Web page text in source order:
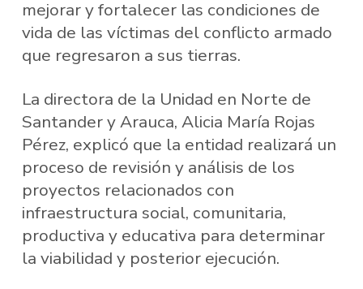
mejorar y fortalecer las condiciones de
vida de las víctimas del conflicto armado
que regresaron a sus tierras.
La directora de la Unidad en Norte de
Santander y Arauca, Alicia María Rojas
Pérez, explicó que la entidad realizará un
proceso de revisión y análisis de los
proyectos relacionados con
infraestructura social, comunitaria,
productiva y educativa para determinar
la viabilidad y posterior ejecución.